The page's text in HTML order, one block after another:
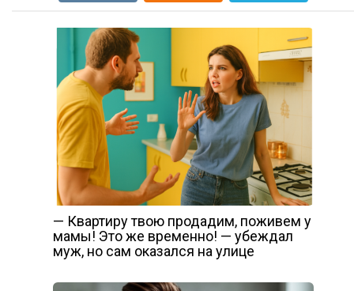
— Квартиру твою продадим, поживем у
мамы! Это же временно! — убеждал
муж, но сам оказался на улице